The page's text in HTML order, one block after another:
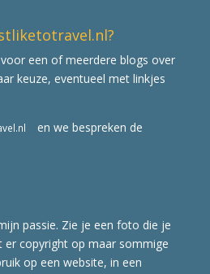
een of meerdere blogs over
keuze, eventueel met linkjes
en we bespreken de
passie. Zie je een foto die je
er copyright op maar sommige
op een website, in een